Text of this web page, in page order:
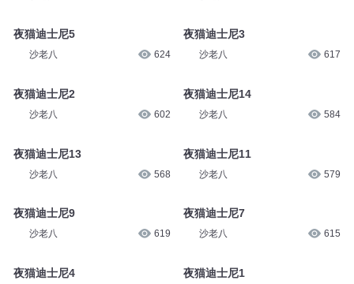
夜猫迪士尼5
沙老八 624
夜猫迪士尼2
沙老八 602
夜猫迪士尼13
沙老八 568
夜猫迪士尼9
沙老八 619
夜猫迪士尼4
夜猫迪士尼3
沙老八 617
夜猫迪士尼14
沙老八 584
夜猫迪士尼11
沙老八 579
夜猫迪士尼7
沙老八 615
夜猫迪士尼1